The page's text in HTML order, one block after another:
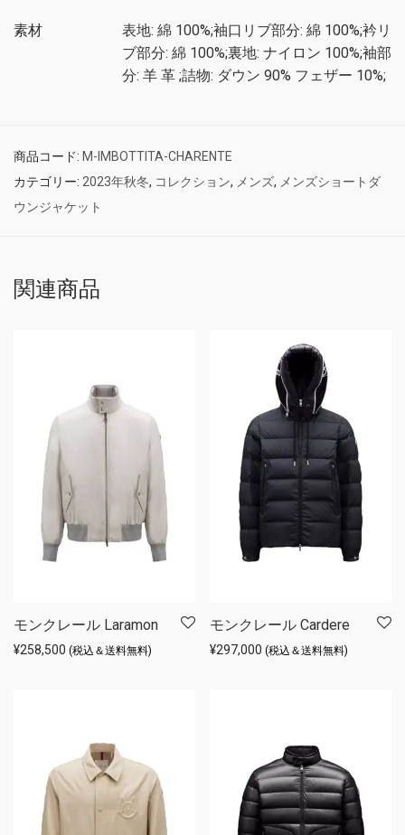
素材
表地: 綿 100%;袖口リブ部分: 綿 100%;衿リ
ブ部分: 綿 100%;裏地: ナイロン 100%;袖部
分: 羊 革 ;詰物: ダウン 90% フェザー 10%;
商品コード: M-IMBOTTITA-CHARENTE
カテゴリー: 2023年秋冬, コレクション, メンズ, メンズショートダ
ウンジャケット
関連商品
モンクレール Laramon
¥258,500 (税込＆送料無料)
モンクレール Cardere
¥297,000 (税込＆送料無料)